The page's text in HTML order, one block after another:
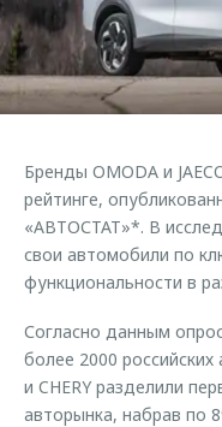
Страхование
Кредитный
Аксессуары
Оригинальные
Запчасти
Трейд-ин
Клиентская поддержка
O&J Автоклуб
Клуб владельцев
Аксессуары
Одежда и сувениры
Оригинальные
Обратная связь
Бренды OMODA и
рейтинге,
«АВТОСТАТ»*. В
свои автомобили по
функциональности в
Согласно данным
более 2000
и CHERY разделили
авторынка, набрав по